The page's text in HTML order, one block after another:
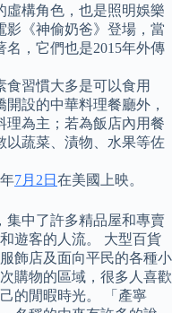
虛構角色，也是照明娛樂
影《神偷奶爸》登場，當
，它們也是2015年外傳
食習慣大多是可以食用
設的中華料理餐廳外，
理為主；若為飯店內用餐
以蔬菜、漬物、水果等佐
7月2日 在美國上映。
集中了許多精品屋和專賣
遊客的人流。 大型百貨
飾店及面向平民的各種小
購物的區域，很多人喜歡
的閒暇時光。 「產寧